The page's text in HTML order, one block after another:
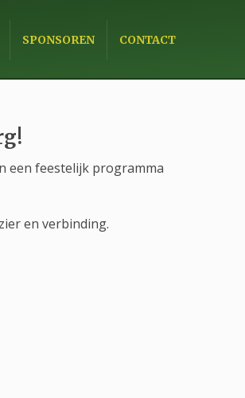
SPONSOREN CONTACT
een feestelijk programma
en verbinding.